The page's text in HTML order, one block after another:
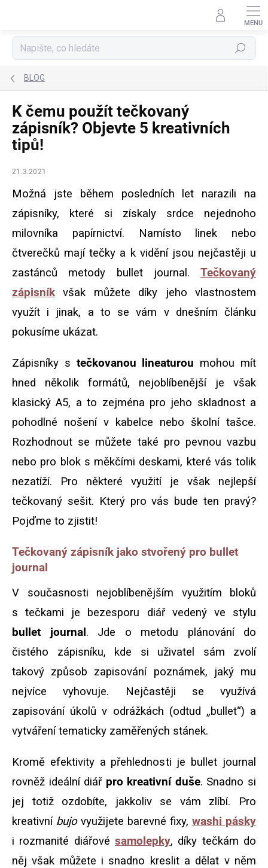
Hledat
BLOG
K čemu použít tečkovaný
zápisník? Objevte 5 kreativních
tipů!
21.3.2021
Možná jste během posledních let narazili na
zápisníky, které si získaly srdce nejednoho
milovníka papírnictví. Namísto linek nebo
čtverečků mají tečky a k vidění jsou nejčastěji u
zastánců metody bullet journal. Tečkovaný
zápisník však můžete díky jeho vlastnostem
využít i jinak, a to se vám v dnešním článku
pokusíme ukázat.
Zápisníky s tečkovanou lineaturou mohou mít
hned několik formátů, nejoblíbenější je však
klasický A5, a to zejména pro jeho skladnost a
pohodlné nošení v kabelce nebo školní tašce.
Rozhodnout se můžete také pro pevnou vazbu
nebo pro blok s měkčími deskami, které vás tolik
nezatíží. Pro některé využití je však nejlepší
tečkovaný sešit. Který pro vás bude ten pravý?
Pojďme to zjistit!
Tečkovaný zápisník jako stvořený pro bullet
journal
V současnosti nejoblíbenějším využitím bloků
s tečkami je bezesporu diář vedený ve stylu
bullet journal . Jde o metodu plánování do
čistého zápisníku, kde si uživatel sám zvolí
takový způsob zapisování poznámek, jaký mu
nejvíce vyhovuje. Nejčastěji se využívá
zapisování úkolů v odrážkách (odtud „bullet“) a
vytváření tematicky zaměřených stánek.
Kromě efektivity a přehlednosti je bullet journal
rovněž ideální diář pro kreativní duše. Snadno si
jej totiž ozdobíte, jakkoliv se vám zlíbí. Pro
kreativní bujovyužijete barevné fixy, washi pásky
i rozmanité diářové samolepky, díky tečkám do
něj však můžete i snadno kreslit a dělat v něm